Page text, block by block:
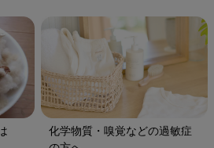
化学物質・嗅覚などの過敏症